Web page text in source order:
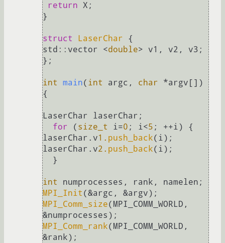
return X;
}
struct LaserChar {
std::vector <double> v1, v2, v3;
};
int main( int argc, char *argv[])
{
LaserChar laserChar;
for
( size_t i=0 ; i<5 ; ++i) {
laserChar.v1. push_back(i);
laserChar.v2. push_back(i);
int
MPI_Init
MPI_Comm_size(MPI_COMM_WORLD,
MPI_Comm_rank(MPI_COMM_WORLD,